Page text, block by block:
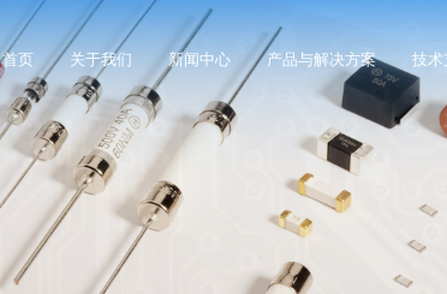
首页 关于我们 新闻中心 产品与解决方案 技术